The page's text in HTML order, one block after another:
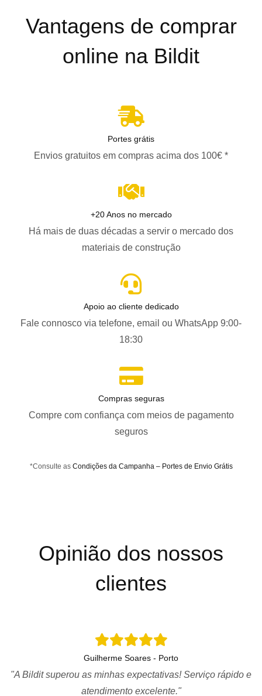
Vantagens de comprar
online na Bildit
Portes grátis
Envios gratuitos em compras acima dos 100€ *
+20 Anos no mercado
Há mais de duas décadas a servir o mercado dos
materiais de construção
Apoio ao cliente dedicado
Fale connosco via telefone, email ou WhatsApp 9:00-
18:30
Compras seguras
Compre com confiança com meios de pagamento
seguros
*Consulte as Condições da Campanha – Portes de Envio Grátis
Opinião dos nossos
clientes
Guilherme Soares - Porto
"A Bildit superou as minhas expectativas! Serviço rápido e
atendimento excelente."